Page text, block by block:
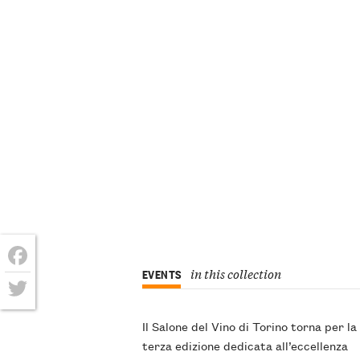
EVENTS in this collection
Il Salone del Vino di Torino torna per la
terza edizione dedicata all’eccellenza
Facebook
Twitter